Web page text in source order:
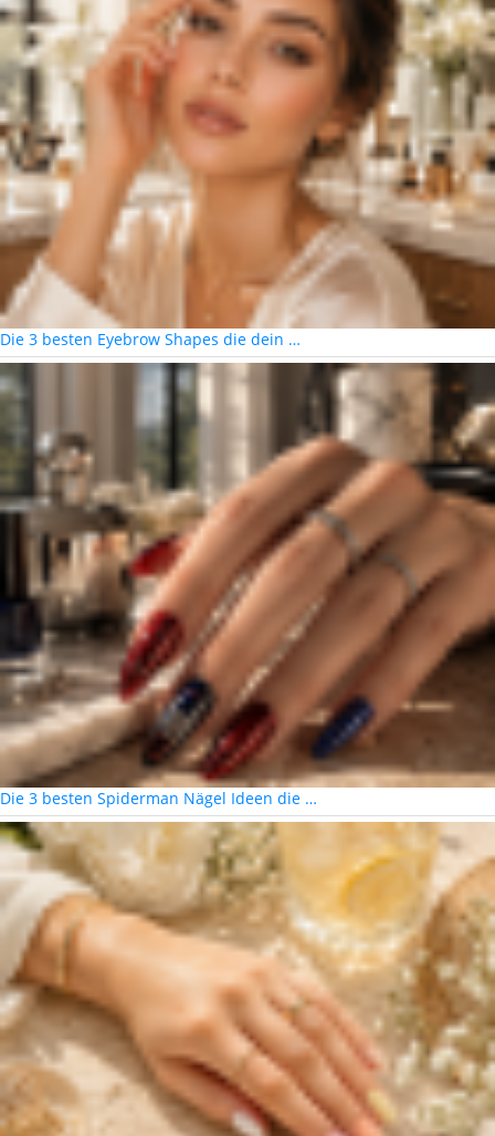
Die 3 besten Eyebrow Shapes die dein …
Die 3 besten Spiderman Nägel Ideen die …